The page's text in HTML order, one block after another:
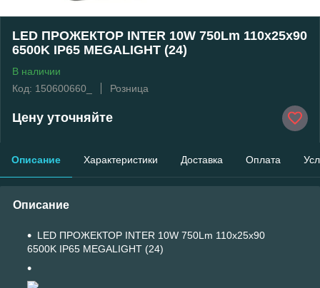
LED ПРОЖЕКТОР INTER 10W 750Lm 110x25x90
6500K IP65 MEGALIGHT (24)
В наличии
Код: 150600660_
Розница
Цену уточняйте
Описание Характеристики Доставка Оплата
Описание
LED ПРОЖЕКТОР INTER 10W 750Lm 110x25x90
6500K IP65 MEGALIGHT (24)